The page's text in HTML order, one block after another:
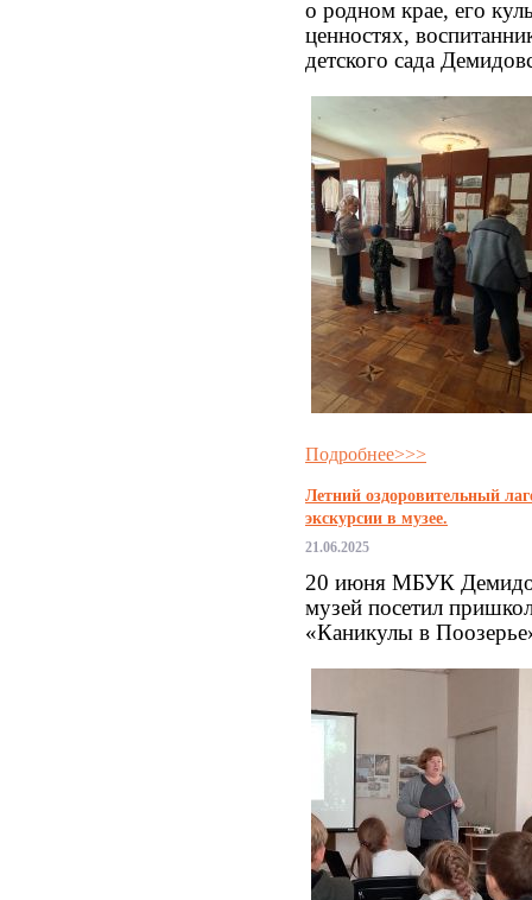
о родном крае, его
ценностях,
детского сада
Подробнее>>>
Летний оздоровительный
экскурсии в музее.
21.06.2025
20 июня МБУК
музей посетил
«Каникулы в